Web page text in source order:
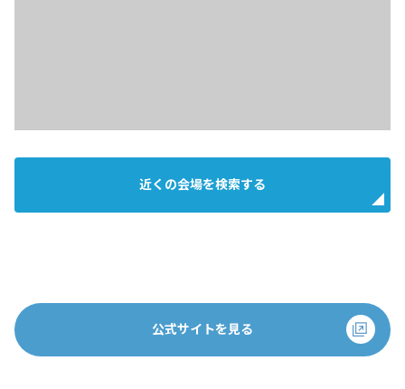
近くの会場を検索する
公式サイトを見る